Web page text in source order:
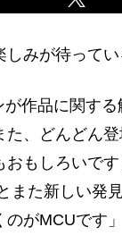
みが待ってい
が作品に関す
、どんどん
もしろいで
また新しい発
がMCUです」